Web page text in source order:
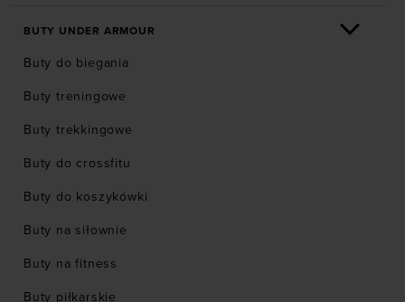
BUTY UNDER ARMOUR
Buty do biegania
Buty treningowe
Buty trekkingowe
Buty do crossfitu
Buty do koszykówki
Buty na siłownie
Buty na fitness
Buty piłkarskie